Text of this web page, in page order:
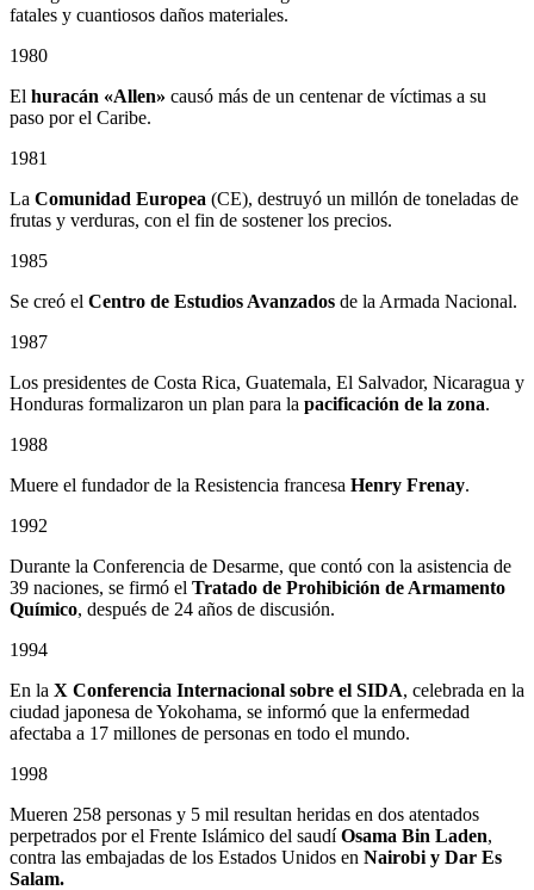
fatales y cuantiosos daños materiales.
1980
El huracán «Allen» causó más de un centenar de víctimas a su
paso por el Caribe.
1981
La Comunidad Europea (CE), destruyó un millón de toneladas de
frutas y verduras, con el fin de sostener los precios.
1985
Se creó el Centro de Estudios Avanzados de la Armada Nacional.
1987
Los presidentes de Costa Rica, Guatemala, El Salvador, Nicaragua y
Honduras formalizaron un plan para la pacificación de la zona.
1988
Muere el fundador de la Resistencia francesa Henry Frenay.
1992
Durante la Conferencia de Desarme, que contó con la asistencia de
39 naciones, se firmó el Tratado de Prohibición de Armamento
Químico, después de 24 años de discusión.
1994
En la X Conferencia Internacional sobre el SIDA, celebrada en la
ciudad japonesa de Yokohama, se informó que la enfermedad
afectaba a 17 millones de personas en todo el mundo.
1998
Mueren 258 personas y 5 mil resultan heridas en dos atentados
perpetrados por el Frente Islámico del saudíOsama Bin Laden,
contra las embajadas de los Estados Unidos en Nairobi y Dar Es
Salam.